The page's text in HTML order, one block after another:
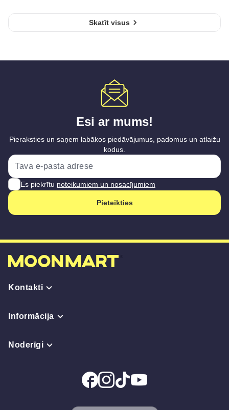
Skatīt visus
Esi ar mums!
Pieraksties un saņem labākos piedāvājumus, padomus un atlaižu
kodus.
Es piekrītu noteikumiem un nosacījumiem
Pieteikties
Kontakti
Informācija
Noderīgi